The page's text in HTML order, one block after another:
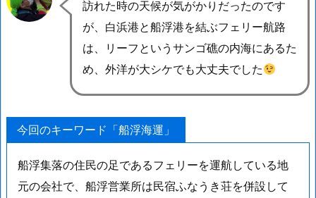
訪れた時の天候が気がかりだったのです
が、白浜港と船浮港を結ぶフェリー航路
は、リーフというサンゴ礁の内海にあるた
め、外洋が大シケでも大丈夫でした
今回のキーワード「船浮海運」
船浮集落の住民の足であるフェリーを運航している地
元の会社で、船浮営業所は民宿ふなうき荘を併設して